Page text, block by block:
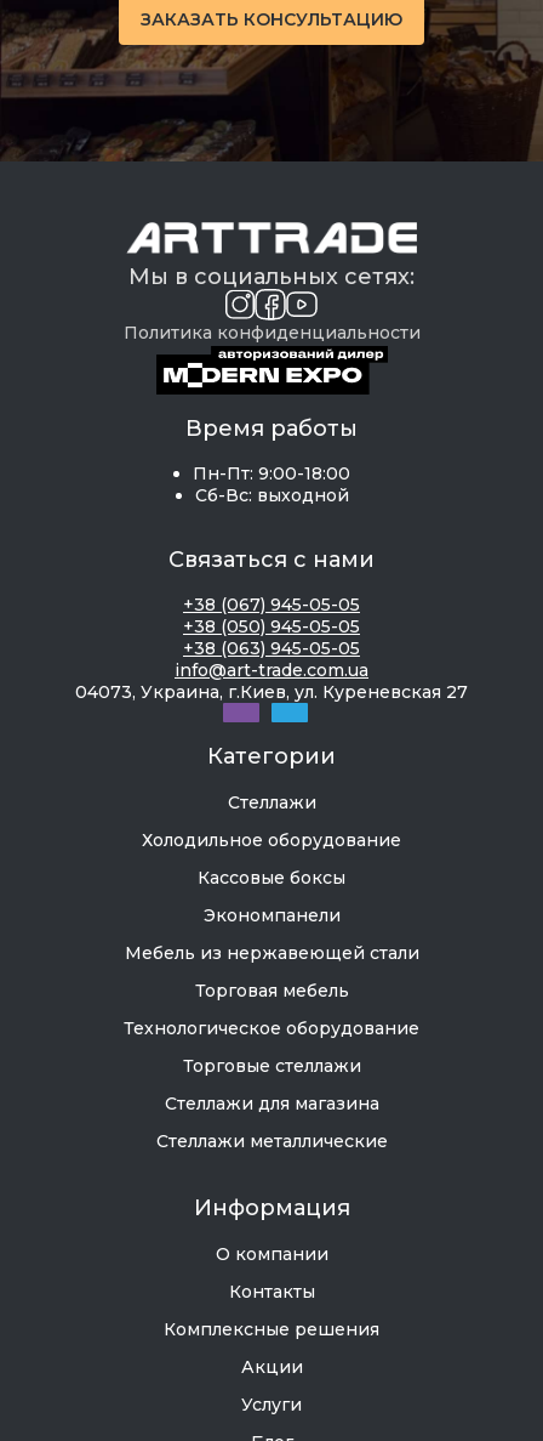
ЗАКАЗАТЬ КОНСУЛЬТАЦИЮ
Мы в социальных сетях:
Политика конфиденциальности
Время работы
Пн-Пт: 9:00-18:00
Сб-Вс: выходной
Связаться с нами
+38 (067) 945-05-05
+38 (050) 945-05-05
+38 (063) 945-05-05
info@art-trade.com.ua
04073, Украина, г.Киев, ул. Куреневская 27
Категории
Стеллажи
Холодильное оборудование
Кассовые боксы
Экономпанели
Мебель из нержавеющей стали
Торговая мебель
Технологическое оборудование
Торговые стеллажи
Стеллажи для магазина
Стеллажи металлические
Информация
О компании
Контакты
Комплексные решения
Акции
Услуги